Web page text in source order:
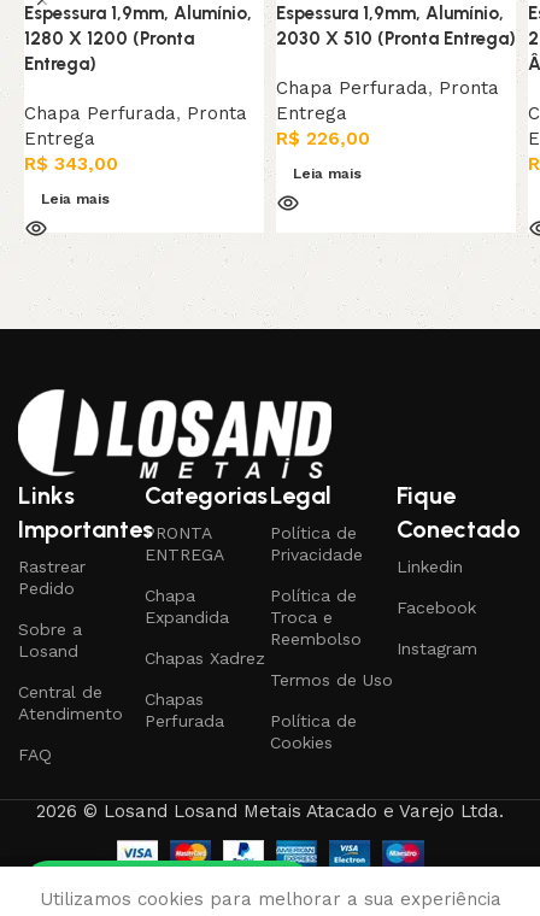
Espessura 1,9mm, Alumínio,
1280 X 1200 (Pronta
Entrega)
Chapa Perfurada, Pronta
Entrega
R$ 343,00
Leia mais
Espessura 1,9mm, Alumínio,
2030 X 510 (Pronta Entrega)
Chapa Perfurada, Pronta
Entrega
R$ 226,00
Leia mais
Links
Importantes
Rastrear
Pedido
Sobre a
Losand
Central de
Atendimento
FAQ
Categorias
PRONTA
ENTREGA
Chapa
Expandida
Chapas Xadrez
Chapas
Perfurada
Legal
Política de
Privacidade
Política de
Troca e
Reembolso
Termos de Uso
Política de
Cookies
Fique
Conectado
Linkedin
Facebook
Instagram
2026 © Losand Losand Metais Atacado e Varejo Ltda.
Utilizamos cookies para melhorar a sua experiência